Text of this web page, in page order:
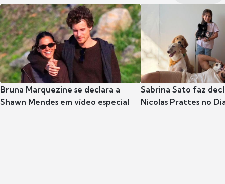
Bruna Marquezine se declara a
Shawn Mendes em vídeo especial
Sabrina Sato faz
Nicolas Prattes no